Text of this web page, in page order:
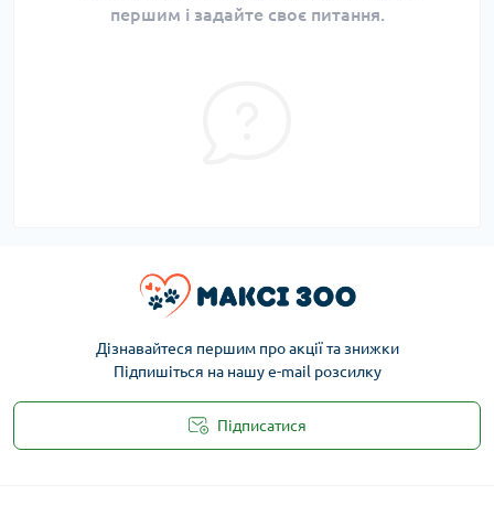
першим і задайте своє питання.
Дізнавайтеся першим про акції та знижки
Підпишіться на нашу e-mail розсилку
Підписатися